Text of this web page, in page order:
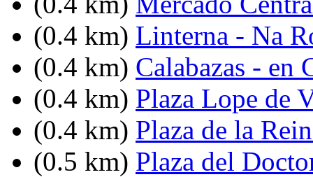
(0.4 km) Linterna - Na
(0.4 km) Calabazas - en
(0.4 km) Plaza Lope de
(0.4 km) Plaza de la
(0.5 km) Plaza del